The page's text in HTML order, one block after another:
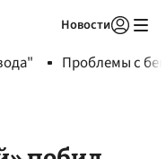
Новости
Проблемы с